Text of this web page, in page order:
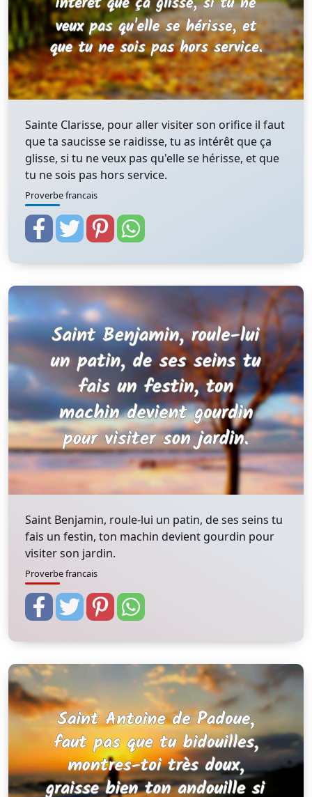
Sainte Clarisse, pour aller visiter son orifice il faut
que ta saucisse se raidisse, tu as intérêt que ça
glisse, si tu ne veux pas qu'elle se hérisse, et que
tu ne sois pas hors service.
Proverbe francais
Saint Benjamin, roule-lui un patin, de ses seins tu
fais un festin, ton machin devient gourdin pour
visiter son jardin.
Proverbe francais